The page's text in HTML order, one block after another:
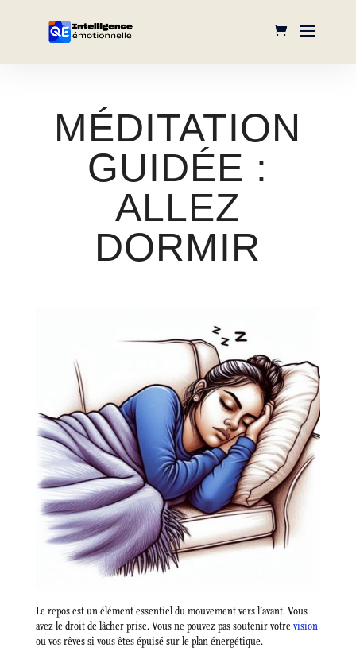
MÉDITATION
GUIDÉE :
ALLEZ
DORMIR
Le repos est un élément essentiel du mouvement vers l’avant. Vous
avez le droit de lâcher prise. Vous ne pouvez pas soutenir votrevision
ou vos rêves si vous êtes épuisé sur le plan énergétique.